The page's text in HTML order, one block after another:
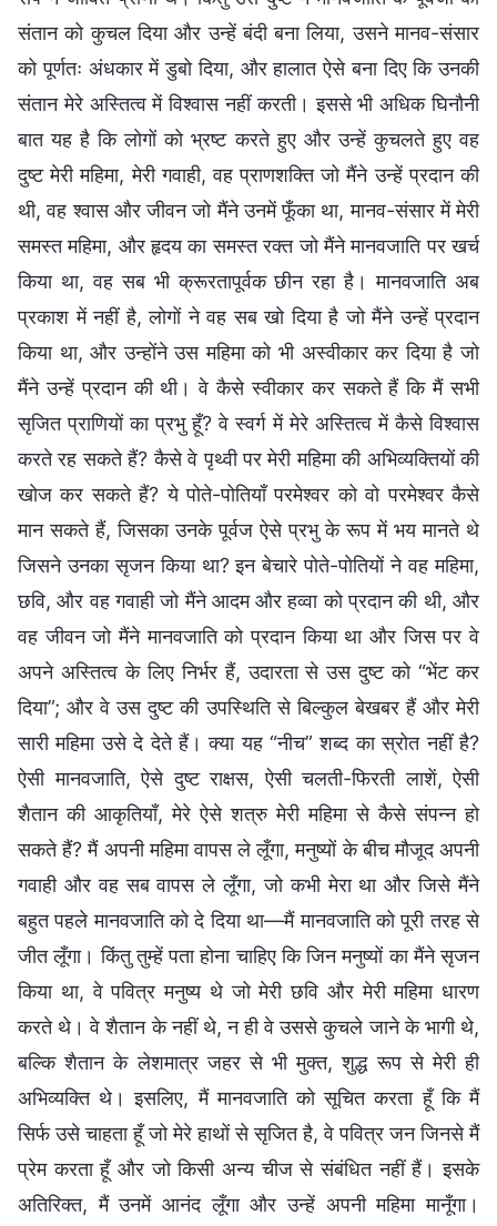
संतान को कुचल दिया और उन्हें बंदी बना लिया, उसने मानव-संसार
को पूर्णतः अंधकार में डुबो दिया, और हालात ऐसे बना दिए कि उनकी
संतान मेरे अस्तित्व में विश्वास नहीं करती। इससे भी अधिक घिनौनी
बात यह है कि लोगों को भ्रष्ट करते हुए और उन्हें कुचलते हुए वह
दुष्ट मेरी महिमा, मेरी गवाही, वह प्राणशक्ति जो मैंने उन्हें प्रदान की
थी, वह श्वास और जीवन जो मैंने उनमें फूँका था, मानव-संसार में मेरी
समस्त महिमा, और हृदय का समस्त रक्त जो मैंने मानवजाति पर खर्च
किया था, वह सब भी क्रूरतापूर्वक छीन रहा है। मानवजाति अब
प्रकाश में नहीं है, लोगों ने वह सब खो दिया है जो मैंने उन्हें प्रदान
किया था, और उन्होंने उस महिमा को भी अस्वीकार कर दिया है जो
मैंने उन्हें प्रदान की थी। वे कैसे स्वीकार कर सकते हैं कि मैं सभी
सृजित प्राणियों का प्रभु हूँ? वे स्वर्ग में मेरे अस्तित्व में कैसे विश्वास
करते रह सकते हैं? कैसे वे पृथ्वी पर मेरी महिमा की अभिव्यक्तियों की
खोज कर सकते हैं? ये पोते-पोतियाँ परमेश्वर को वो परमेश्वर कैसे
मान सकते हैं, जिसका उनके पूर्वज ऐसे प्रभु के रूप में भय मानते थे
जिसने उनका सृजन किया था? इन बेचारे पोते-पोतियों ने वह महिमा,
छवि, और वह गवाही जो मैंने आदम और हव्वा को प्रदान की थी, और
वह जीवन जो मैंने मानवजाति को प्रदान किया था और जिस पर वे
अपने अस्तित्व के लिए निर्भर हैं, उदारता से उस दुष्ट को “भेंट कर
दिया”; और वे उस दुष्ट की उपस्थिति से बिल्कुल बेखबर हैं और मेरी
सारी महिमा उसे दे देते हैं। क्या यह “नीच” शब्द का स्रोत नहीं है?
ऐसी मानवजाति, ऐसे दुष्ट राक्षस, ऐसी चलती-फिरती लाशें, ऐसी
शैतान की आकृतियाँ, मेरे ऐसे शत्रु मेरी महिमा से कैसे संपन्न हो
सकते हैं? मैं अपनी महिमा वापस ले लूँगा, मनुष्यों के बीच मौजूद अपनी
गवाही और वह सब वापस ले लूँगा, जो कभी मेरा था और जिसे मैंने
बहुत पहले मानवजाति को दे दिया था—मैं मानवजाति को पूरी तरह से
जीत लूँगा। किंतु तुम्हें पता होना चाहिए कि जिन मनुष्यों का मैंने सृजन
किया था, वे पवित्र मनुष्य थे जो मेरी छवि और मेरी महिमा धारण
करते थे। वे शैतान के नहीं थे, न ही वे उससे कुचले जाने के भागी थे,
बल्कि शैतान के लेशमात्र जहर से भी मुक्त, शुद्ध रूप से मेरी ही
अभिव्यक्ति थे। इसलिए, मैं मानवजाति को सूचित करता हूँ कि मैं
सिर्फ उसे चाहता हूँ जो मेरे हाथों से सृजित है, वे पवित्र जन जिनसे मैं
प्रेम करता हूँ और जो किसी अन्य चीज से संबंधित नहीं हैं। इसके
अतिरिक्त, मैं उनमें आनंद लूँगा और उन्हें अपनी महिमा मानूँगा।